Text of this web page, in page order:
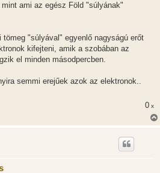
ami az egész Föld "súlyának"
"súlyával" egyenlő nagyságú erőt
kifejteni, amik a szobában az
el minden másodpercben.
semmi erejűek azok az elektronok..
0 x